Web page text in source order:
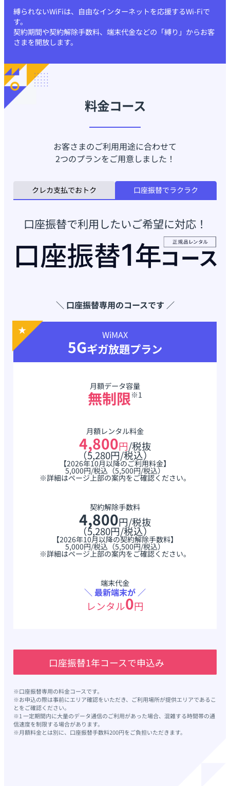
縛られないWiFiは、自由なインターネットを応援するWi-Fiで
す。
契約期間や契約解除手数料、端末代金などの「縛り」からお客
さまを開放します。
料金コース
お客さまのご利用用途に合わせて
2つのプランをご用意しました！
クレカ支払でおトク 口座振替でラクラク
口座振替で利用したいご希望に対応！
＼ 口座振替専用のコースです ／
WiMAX
5Gギガ放題プラン
月額データ容量
無制限※1
月額レンタル料金
4,800円/税抜
（5,280円/税込）
【2026年10月以降のご利用料金】
5,000円/税込（5,500円/税込）
※詳細はページ上部の案内をご確認ください。
契約解除手数料
4,800円/税抜
（5,280円/税込）
【2026年10月以降の契約解除手数料】
5,000円/税込（5,500円/税込）
※詳細はページ上部の案内をご確認ください。
端末代金
＼ 最新端末が ／
レンタル0円
口座振替1年コースで申込み
※口座振替専用の料金コースです。
※お申込の際は事前にエリア確認をいただき、ご利用場所が提供エリアであるこ
とをご確認ください。
※1 一定期間内に大量のデータ通信のご利用があった場合、混雑する時間帯の通
信速度を制限する場合があります。
※月額料金とは別に、口座振替手数料200円をご負担いただきます。